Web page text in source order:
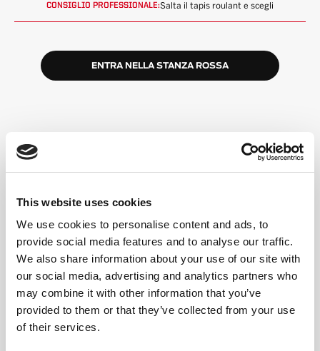
This website uses cookies
We use cookies to personalise content and ads, to
provide social media features and to analyse our traffic.
We also share information about your use of our site with
our social media, advertising and analytics partners who
may combine it with other information that you’ve
provided to them or that they’ve collected from your use
of their services.
CONSIGLIO PROFESSIONALE:Salta il tapis roulant e scegli
ENTRA NELLA STANZA ROSSA
ALTA ENERGIA,
COMUNITÀ INCLUSIVA
Un formato semplice
Potrai ruotare tra tapis roulant e pavimento (o
scegliere Double Floor). L'allenatore guida ogni
Segui il tuo ritmo
Cammina, fai jogging o corri. Solleva più leggero o
più pesante. Le opzioni e le modifiche sono sempre
disponibili.